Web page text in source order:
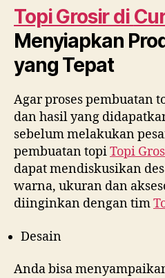
Topi Grosir di
Menyiapkan
yang Tepat
Agar proses pembuatan
dan hasil yang
sebelum melakukan
pembuatan topiTopi
dapat mendiskusikan
warna, ukuran dan
diinginkan dengan tim
Desain
Anda bisa